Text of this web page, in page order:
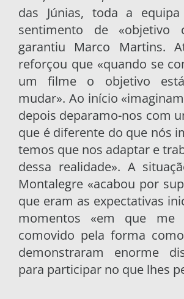
das Júnias, toda a
sentimento de «objetivo
garantiu Marco Martins.
reforçou que «quando se
um filme o objetivo
mudar». Ao início
depois deparamo-nos com
que é diferente do que nós
temos que nos adaptar e
dessa realidade». A
Montalegre «acabou por
que eram as expectativas
momentos «em que me
comovido pela forma
demonstraram enorme
para participar no que lhes